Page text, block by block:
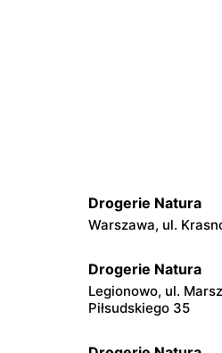
Drogerie Natura
Warszawa, ul.
Drogerie Natura
Legionowo, ul.
Piłsudskiego 35